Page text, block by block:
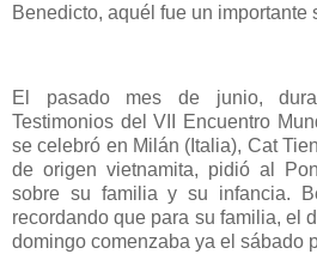
Benedicto, aquél fue un importante
El pasado mes de junio,
Testimonios del VII Encuentro
se celebró en Milán (Italia), Cat
de origen vietnamita, pidió al
sobre su familia y su infancia.
recordando que para su familia, el
domingo comenzaba ya el sábado